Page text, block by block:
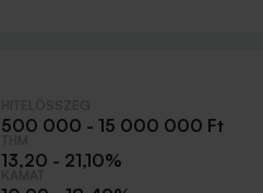
500 000 - 15 000 000 Ft
13,20 - 21,10%